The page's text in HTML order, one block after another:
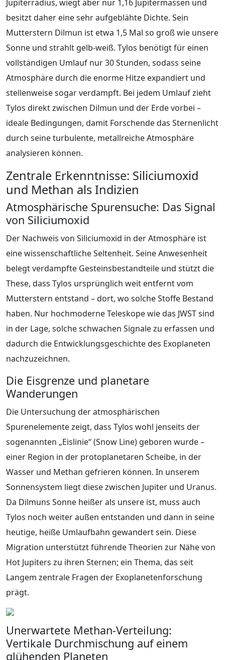
Jupiterradius, wiegt aber nur 1,16 Jupitermassen und
besitzt daher eine sehr aufgeblähte Dichte. Sein
Mutterstern Dilmun ist etwa 1,5 Mal so groß wie unsere
Sonne und strahlt gelb-weiß. Tylos benötigt für einen
vollständigen Umlauf nur 30 Stunden, sodass seine
Atmosphäre durch die enorme Hitze expandiert und
stellenweise sogar verdampft. Bei jedem Umlauf zieht
Tylos direkt zwischen Dilmun und der Erde vorbei –
ideale Bedingungen, damit Forschende das Sternenlicht
durch seine turbulente, metallreiche Atmosphäre
analysieren können.
Zentrale Erkenntnisse: Siliciumoxid
und Methan als Indizien
Atmosphärische Spurensuche: Das Signal
von Siliciumoxid
Der Nachweis von Siliciumoxid in der Atmosphäre ist
eine wissenschaftliche Seltenheit. Seine Anwesenheit
belegt verdampfte Gesteinsbestandteile und stützt die
These, dass Tylos ursprünglich weit entfernt vom
Mutterstern entstand – dort, wo solche Stoffe Bestand
haben. Nur hochmoderne Teleskope wie das JWST sind
in der Lage, solche schwachen Signale zu erfassen und
dadurch die Entwicklungsgeschichte des Exoplaneten
nachzuzeichnen.
Die Eisgrenze und planetare
Wanderungen
Die Untersuchung der atmosphärischen
Spurenelemente zeigt, dass Tylos wohl jenseits der
sogenannten „Eislinie“ (Snow Line) geboren wurde –
einer Region in der protoplanetaren Scheibe, in der
Wasser und Methan gefrieren können. In unserem
Sonnensystem liegt diese zwischen Jupiter und Uranus.
Da Dilmuns Sonne heißer als unsere ist, muss auch
Tylos noch weiter außen entstanden und dann in seine
heutige, heiße Umlaufbahn gewandert sein. Diese
Migration unterstützt führende Theorien zur Nähe von
Hot Jupiters zu ihren Sternen; ein Thema, das seit
Langem zentrale Fragen der Exoplanetenforschung
prägt.
Unerwartete Methan-Verteilung:
Vertikale Durchmischung auf einem
glühenden Planeten